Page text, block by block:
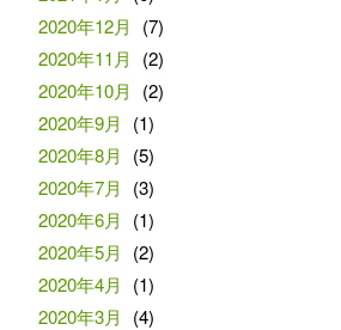
2020年12月
(7)
2020年11月
(2)
2020年10月
(2)
2020年9月
(1)
2020年8月
(5)
2020年7月
(3)
2020年6月
(1)
2020年5月
(2)
2020年4月
(1)
2020年3月
(4)